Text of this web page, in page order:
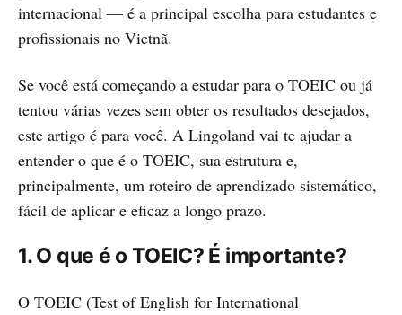
internacional — é a principal escolha para estudantes e
profissionais no Vietnã.
Se você está começando a estudar para o TOEIC ou já
tentou várias vezes sem obter os resultados desejados,
este artigo é para você. A Lingoland vai te ajudar a
entender o que é o TOEIC, sua estrutura e,
principalmente, um roteiro de aprendizado sistemático,
fácil de aplicar e eficaz a longo prazo.
1. O que é o TOEIC? É importante?
O TOEIC (Test of English for International